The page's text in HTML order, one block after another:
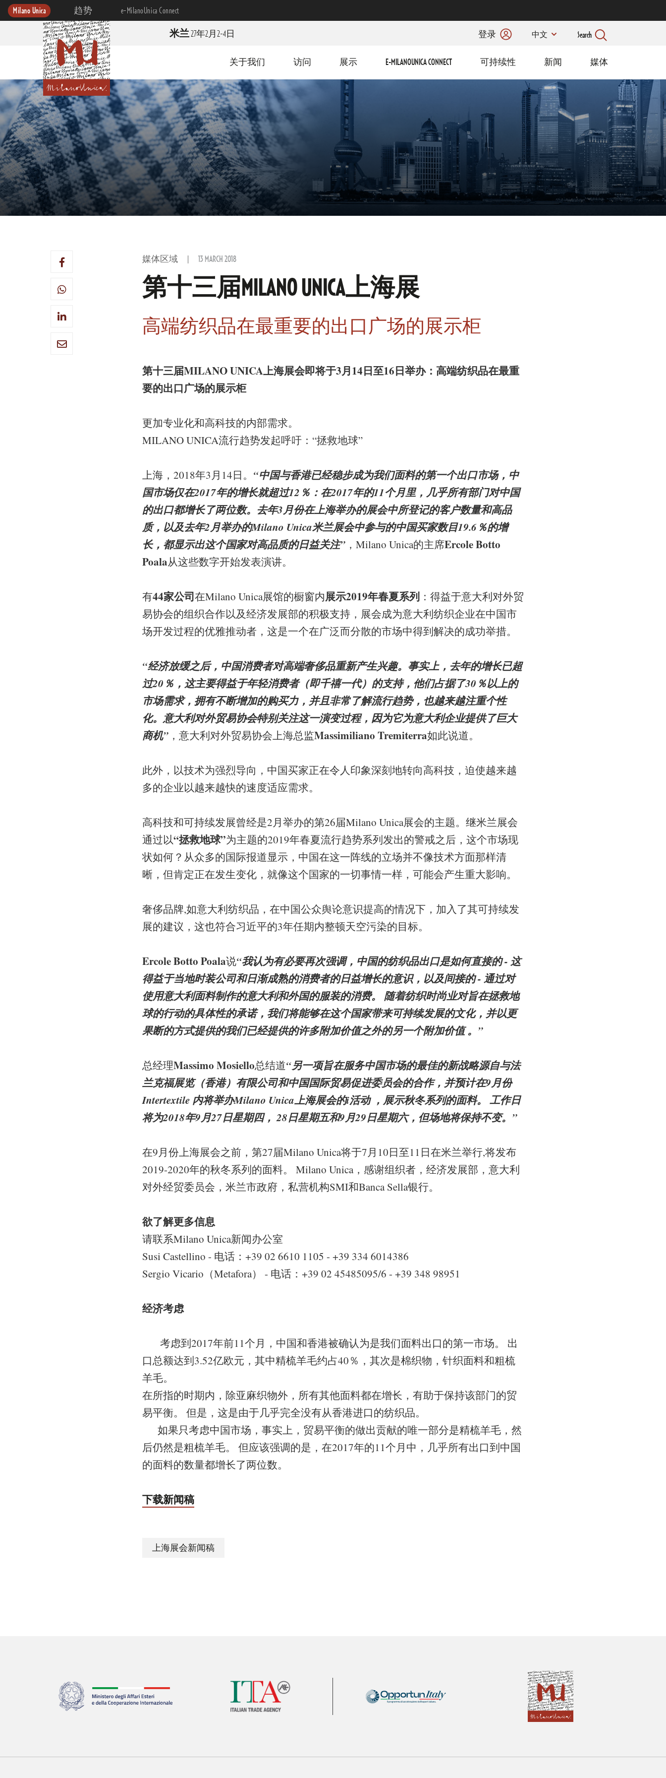
Milano Unica 趋势 e-MilanoUnica Connect
米兰 27年2月2-4日 登录 中文 Search
关于我们 访问 展示 E-MILANOUNICA CONNECT 可持续性 新闻 媒体
媒体区域 13 MARCH 2018
第十三届MILANO UNICA上海展
高端纺织品在最重要的出口广场的展示柜
第十三届MILANO UNICA上海展会即将于3月14日至16日举办：高端纺织品在最重
要的出口广场的展示柜
更加专业化和高科技的内部需求。
MILANO UNICA流行趋势发起呼吁：“拯救地球”
上海，2018年3月14日。 “中国与香港已经稳步成为我们面料的第一个出口市场，中
国市场仅在2017年的增长就超过12％：在2017年的11个月里，几乎所有部门对中国
的出口都增长了两位数。去年3月份在上海举办的展会中所登记的客户数量和高品
质，以及去年2月举办的Milano Unica米兰展会中参与的中国买家数目19.6％的增
长，都显示出这个国家对高品质的日益关注” ，Milano Unica的主席Ercole Botto
Poala从这些数字开始发表演讲。
有44家公司在Milano Unica展馆的橱窗内展示2019年春夏系列 ：得益于意大利对外贸
易协会的组织合作以及经济发展部的积极支持，展会成为意大利纺织企业在中国市
场开发过程的优雅推动者，这是一个在广泛而分散的市场中得到解决的成功举措。
“经济放缓之后，中国消费者对高端奢侈品重新产生兴趣。事实上，去年的增长已超
过20％，这主要得益于年轻消费者（即千禧一代）的支持，他们占据了30％以上的
市场需求，拥有不断增加的购买力，并且非常了解流行趋势，也越来越注重个性
化。意大利对外贸易协会特别关注这一演变过程，因为它为意大利企业提供了巨大
商机” ，意大利对外贸易协会上海总监Massimiliano Tremiterra如此说道。
此外，以技术为强烈导向，中国买家正在令人印象深刻地转向高科技，迫使越来越
多的企业以越来越快的速度适应需求。
高科技和可持续发展曾经是2月举办的第26届Milano Unica展会的主题。继米兰展会
通过以“拯救地球”为主题的2019年春夏流行趋势系列发出的警戒之后，这个市场现
状如何？从众多的国际报道显示，中国在这一阵线的立场并不像技术方面那样清
晰，但肯定正在发生变化，就像这个国家的一切事情一样，可能会产生重大影响。
奢侈品牌,如意大利纺织品，在中国公众舆论意识提高的情况下，加入了其可持续发
展的建议，这也符合习近平的3年任期内整顿天空污染的目标。
Ercole Botto Poala说“我认为有必要再次强调，中国的纺织品出口是如何直接的 - 这
得益于当地时装公司和日渐成熟的消费者的日益增长的意识，以及间接的 - 通过对
使用意大利面料制作的意大利和外国的服装的消费。 随着纺织时尚业对旨在拯救地
球的行动的具体性的承诺，我们将能够在这个国家带来可持续发展的文化，并以更
果断的方式提供的我们已经提供的许多附加价值之外的另一个附加价值 。”
总经理Massimo Mosiello总结道“另一项旨在服务中国市场的最佳的新战略源自与法
兰克福展览（香港）有限公司和中国国际贸易促进委员会的合作，并预计在9月份
Intertextile 内将举办Milano Unica上海展会的i活动 ，展示秋冬系列的面料。 工作日
将为2018年9月27日星期四， 28日星期五和9月29日星期六，但场地将保持不变。”
在9月份上海展会之前，第27届Milano Unica将于7月10日至11日在米兰举行,将发布
2019-2020年的秋冬系列的面料。 Milano Unica，感谢组织者，经济发展部，意大利
对外经贸委员会，米兰市政府，私营机构SMI和Banca Sella银行。
欲了解更多信息
请联系Milano Unica新闻办公室
Susi Castellino - 电话：+39 02 6610 1105 - +39 334 6014386
Sergio Vicario（Metafora） - 电话：+39 02 45485095/6 - +39 348 98951
经济考虑
考虑到2017年前11个月，中国和香港被确认为是我们面料出口的第一市场。 出
口总额达到3.52亿欧元，其中精梳羊毛约占40％，其次是棉织物，针织面料和粗梳
羊毛。
在所指的时期内，除亚麻织物外，所有其他面料都在增长，有助于保持该部门的贸
易平衡。 但是，这是由于几乎完全没有从香港进口的纺织品。
如果只考虑中国市场，事实上，贸易平衡的做出贡献的唯一部分是精梳羊毛，然
后仍然是粗梳羊毛。 但应该强调的是，在2017年的11个月中，几乎所有出口到中国
的面料的数量都增长了两位数。
下载新闻稿
上海展会新闻稿